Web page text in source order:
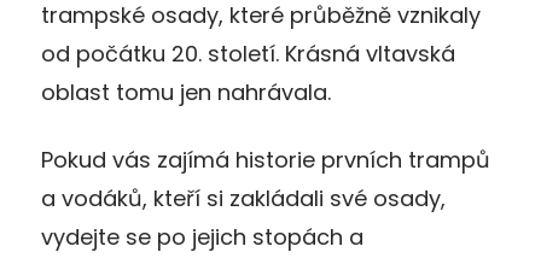
trampské osady, které průběžně vznikaly
od počátku 20. století. Krásná vltavská
oblast tomu jen nahrávala.
Pokud vás zajímá historie prvních trampů
a vodáků, kteří si zakládali své osady,
vydejte se po jejich stopách a